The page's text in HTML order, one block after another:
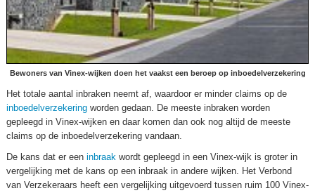
Bewoners van Vinex-wijken doen het vaakst een beroep op inboedelverzekering
Het totale aantal inbraken neemt af, waardoor er minder claims op de
inboedelverzekering worden gedaan. De meeste inbraken worden
gepleegd in Vinex-wijken en daar komen dan ook nog altijd de meeste
claims op de inboedelverzekering vandaan.
De kans dat er een inbraak wordt gepleegd in een Vinex-wijk is groter in
vergelijking met de kans op een inbraak in andere wijken. Het Verbond
van Verzekeraars heeft een vergelijking uitgevoerd tussen ruim 100 Vinex-